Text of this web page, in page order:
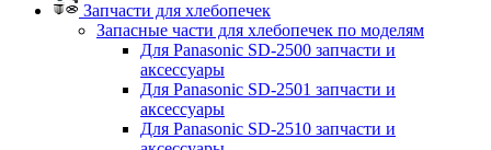
Запчасти для хлебопечек
Запасные части для хлебопечек по моделям
Для Panasonic SD-2500 запчасти и
аксессуары
Для Panasonic SD-2501 запчасти и
аксессуары
Для Panasonic SD-2510 запчасти и